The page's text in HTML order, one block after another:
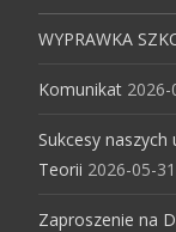
WYPRAWKA
Komunikat 2026-
Sukcesy
Teorii 2026-05-31
Zaproszenie na